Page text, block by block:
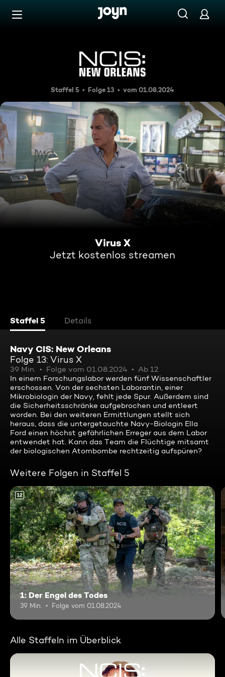
Zum Inhalt springen
Virus X
Staffel 5 Folge 13 vom 01.08.2024
Virus X
Jetzt kostenlos streamen
Staffel 5 Details
Navy CIS: New Orleans
Folge 13: Virus X
39 Min. Folge vom 01.08.2024
Ab 12
In einem Forschungslabor werden fünf Wissenschaftler
erschossen. Von der sechsten Laborantin, einer
Mikrobiologin der Navy, fehlt jede Spur. Außerdem sind
die Sicherheitsschränke aufgebrochen und entleert
worden. Bei den weiteren Ermittlungen stellt sich
heraus, dass die untergetauchte Navy-Biologin Ella
Ford einen höchst gefährlichen Erreger aus dem Labor
entwendet hat. Kann das Team die Flüchtige mitsamt
der biologischen Atombombe rechtzeitig aufspüren?
Weitere Folgen in Staffel 5
12
1: Der Engel des Todes
39 Min. Folge vom 01.08.2024
Alle Staffeln im Überblick